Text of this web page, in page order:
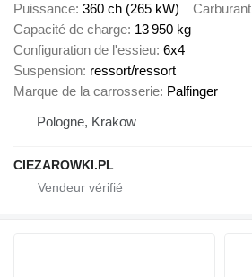
Puissance 360 ch (265 kW) Carburant
Capacité de charge 13 950 kg
Configuration de l'essieu 6x4
Suspension ressort/ressort
Marque de la carrosserie Palfinger
Pologne, Krakow
CIEZAROWKI.PL